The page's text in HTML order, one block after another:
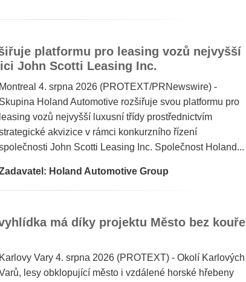
platformu pro leasing vozů nejvyšší
John Scotti Leasing Inc.
Montreal 4. srpna 2026 (PROTEXT/PRNewswire) -
Skupina Holand Automotive rozšiřuje svou platformu pro
leasing vozů nejvyšší luxusní třídy prostřednictvím
akvizice v rámci konkurzního řízení
John Scotti Leasing Inc. Společnost Holand...
Holand Automotive Group
má díky projektu Město bez kouře
Karlovy Vary 4. srpna 2026 (PROTEXT) - Okolí Karlových
lesy obklopující město i vzdálené horské hřebeny